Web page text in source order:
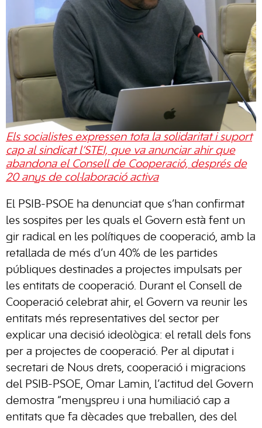
Els socialistes expressen tota la solidaritat i suport
cap al sindicat l’STEI, que va anunciar ahir que
abandona el Consell de Cooperació, després de
20 anys de col·laboració activa
El PSIB-PSOE ha denunciat que s’han confirmat
les sospites per les quals el Govern està fent un
gir radical en les polítiques de cooperació, amb la
retallada de més d’un 40% de les partides
públiques destinades a projectes impulsats per
les entitats de cooperació. Durant el Consell de
Cooperació celebrat ahir, el Govern va reunir les
entitats més representatives del sector per
explicar una decisió ideològica: el retall dels fons
per a projectes de cooperació. Per al diputat i
secretari de Nous drets, cooperació i migracions
del PSIB-PSOE, Omar Lamin, l’actitud del Govern
demostra “menyspreu i una humiliació cap a
entitats que fa dècades que treballen, des del